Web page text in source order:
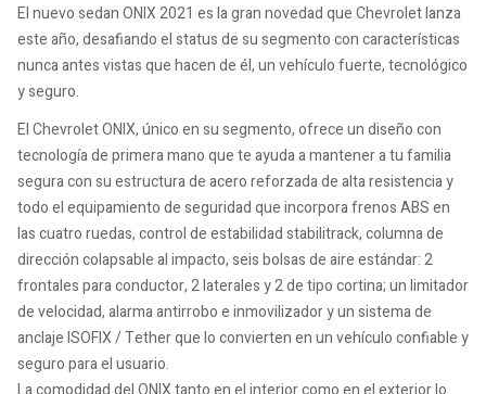
El nuevo sedan ONIX 2021 es la gran novedad que Chevrolet lanza
este año, desafiando el status de su segmento con características
nunca antes vistas que hacen de él, un vehículo fuerte, tecnológico
y seguro.
El Chevrolet ONIX, único en su segmento, ofrece un diseño con
tecnología de primera mano que te ayuda a mantener a tu familia
segura con su estructura de acero reforzada de alta resistencia y
todo el equipamiento de seguridad que incorpora frenos ABS en
las cuatro ruedas, control de estabilidad stabilitrack, columna de
dirección colapsable al impacto, seis bolsas de aire estándar: 2
frontales para conductor, 2 laterales y 2 de tipo cortina; un limitador
de velocidad, alarma antirrobo e inmovilizador y un sistema de
anclaje ISOFIX / Tether que lo convierten en un vehículo confiable y
seguro para el usuario.